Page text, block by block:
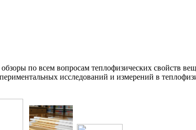
по всем вопросам теплофизических свойств
исследований и измерений в